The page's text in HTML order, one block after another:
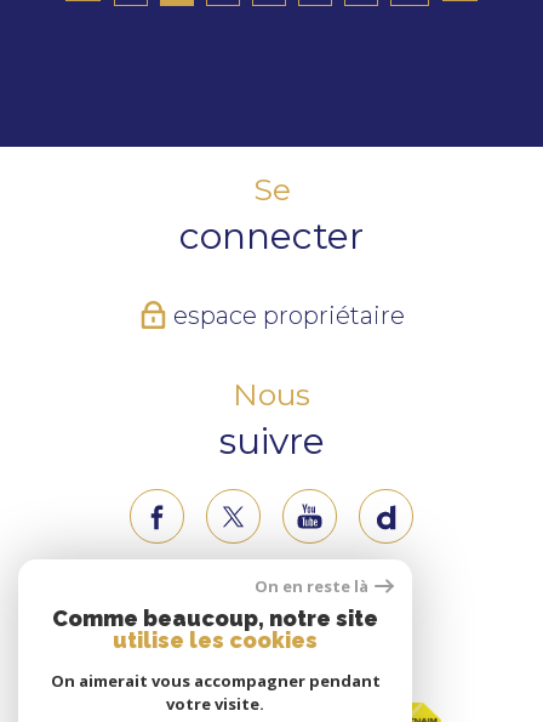
Se
connecter
espace propriétaire
Nous
suivre
Nous
adhérons
On en reste là
Comme beaucoup, notre site
utilise les cookies
On aimerait vous accompagner pendant
votre visite.